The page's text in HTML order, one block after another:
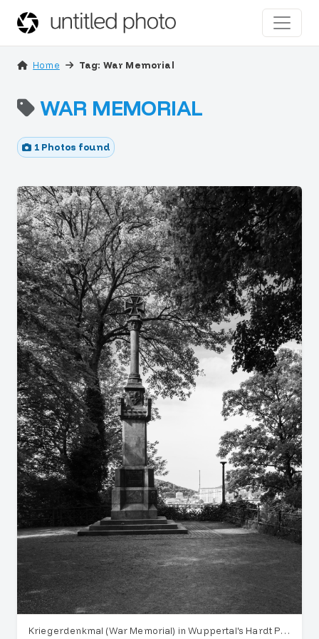
Home Tag: War Memorial
WAR MEMORIAL
1 Photos found
Kriegerdenkmal (War Memorial) in Wuppertal's Hardt Park